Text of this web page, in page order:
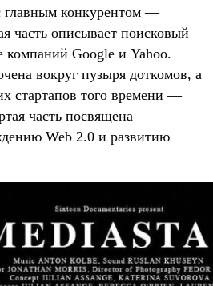
главным конкурентом —
часть описывает поисковый
компаний Google и Yahoo.
вокруг пузыря доткомов, а
стартапов того времени —
часть посвящена
Web 2.0 и развитию